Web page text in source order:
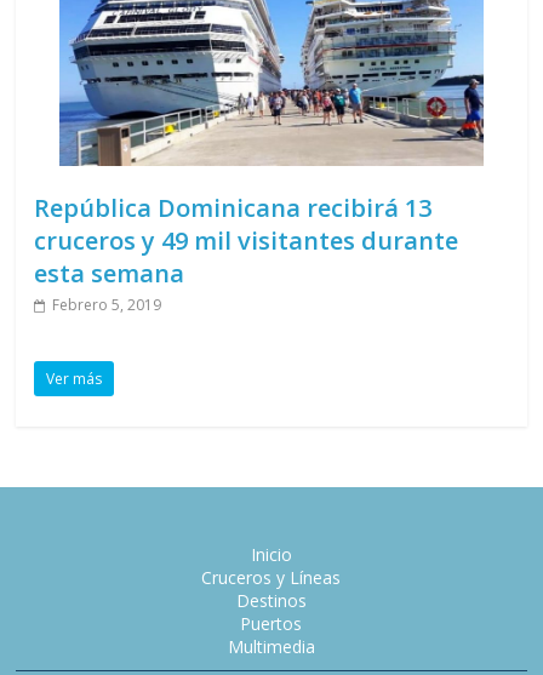
República Dominicana recibirá 13
cruceros y 49 mil visitantes durante
esta semana
Febrero 5, 2019
Ver más
Inicio
Cruceros y Líneas
Destinos
Puertos
Multimedia